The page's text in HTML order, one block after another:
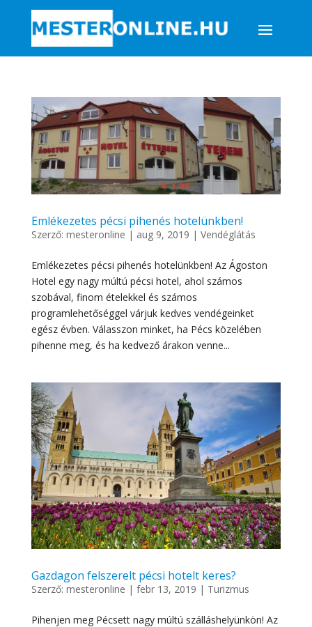
Emlékezetes pécsi pihenés hotelünkben!
Szerző: mesteronline | aug 9, 2019 | Vendéglátás
Emlékezetes pécsi pihenés hotelünkben! Az Ágoston
Hotel egy nagy múltú pécsi hotel, ahol számos
szobával, finom ételekkel és számos
programlehetőséggel várjuk kedves vendégeinket
egész évben. Válasszon minket, ha Pécs közelében
pihenne meg, és ha kedvező árakon venne...
Gazdagon felszerelt pécsi hotelt keres?
Szerző: mesteronline | febr 13, 2019 | Turizmus
Pihenjen meg Pécsett nagy múltú szálláshelyünkön! Az